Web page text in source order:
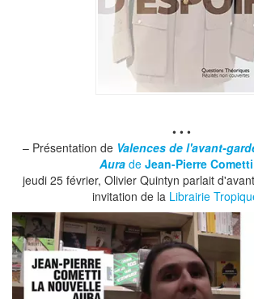
• • •
– Présentation de Valences de l'avant-
Aura de Jean-Pierre Cometti
jeudi 25 février, Olivier Quintyn parlait
invitation de la Librairie